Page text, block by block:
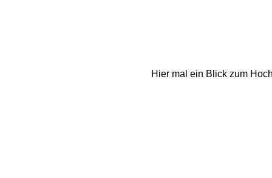
Hier mal ein Blick zum